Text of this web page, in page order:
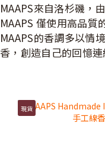
MAAPS來自洛杉磯，
MAAPS 僅使用高品
MAAPS的香調多以情
香，創造自己的回憶連
現貨